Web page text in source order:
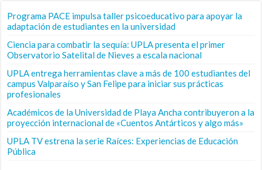
Programa PACE impulsa taller psicoeducativo para apoyar la
adaptación de estudiantes en la universidad
Ciencia para combatir la sequía: UPLA presenta el primer
Observatorio Satelital de Nieves a escala nacional
UPLA entrega herramientas clave a más de 100 estudiantes del
campus Valparaíso y San Felipe para iniciar sus prácticas
profesionales
Académicos de la Universidad de Playa Ancha contribuyeron a la
proyección internacional de «Cuentos Antárticos y algo más»
UPLA TV estrena la serie Raíces: Experiencias de Educación
Pública